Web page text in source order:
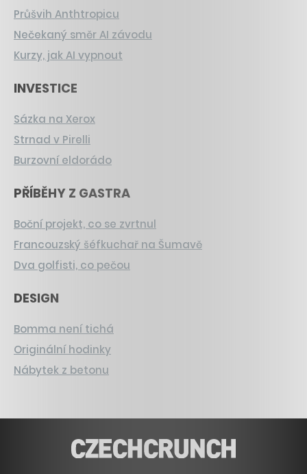
Průšvih Anthtropicu
Nečekaný směr AI závodu
Kurzy, jak AI vypnout
INVESTICE
Sázka na Xerox
Strnad v Pirelli
Burzovní eldorádo
PŘÍBĚHY Z GASTRA
Boční projekt, co se zvrtnul
Francouzský šéfkuchař na Šumavě
Dva golfisti, co pečou
DESIGN
Bomma není tichá
Originální hodinky
Nábytek z betonu